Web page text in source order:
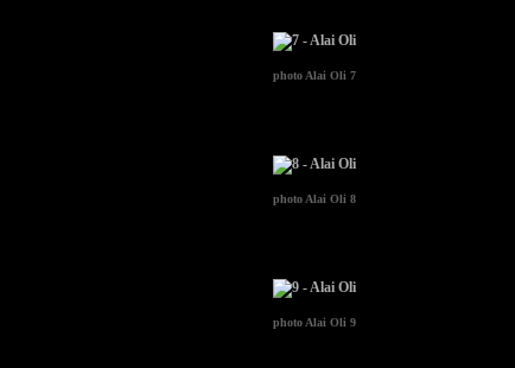
photo Alai Oli 7
photo Alai Oli 8
photo Alai Oli 9